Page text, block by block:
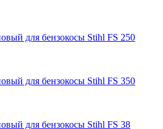
для бензокосы Stihl FS 250
для бензокосы Stihl FS 350
для бензокосы Stihl FS 38